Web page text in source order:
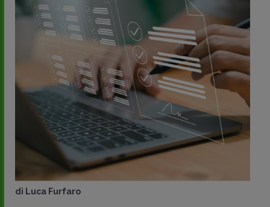
di Luca Furfaro